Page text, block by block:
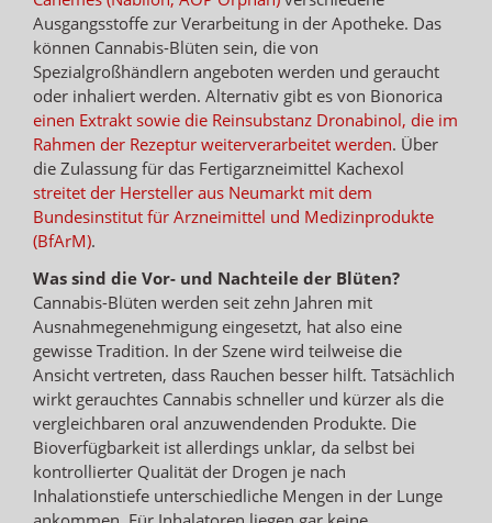
Ausgangsstoffe zur Verarbeitung in der Apotheke. Das
können Cannabis-Blüten sein, die von
Spezialgroßhändlern angeboten werden und geraucht
oder inhaliert werden. Alternativ gibt es von Bionorica
einen Extrakt sowie die Reinsubstanz Dronabinol, die im
Rahmen der Rezeptur weiterverarbeitet werden. Über
die Zulassung für das Fertigarzneimittel Kachexol
streitet der Hersteller aus Neumarkt mit dem
Bundesinstitut für Arzneimittel und Medizinprodukte
(BfArM).
Was sind die Vor- und Nachteile der Blüten?
Cannabis-Blüten werden seit zehn Jahren mit
Ausnahmegenehmigung eingesetzt, hat also eine
gewisse Tradition. In der Szene wird teilweise die
Ansicht vertreten, dass Rauchen besser hilft. Tatsächlich
wirkt gerauchtes Cannabis schneller und kürzer als die
vergleichbaren oral anzuwendenden Produkte. Die
Bioverfügbarkeit ist allerdings unklar, da selbst bei
kontrollierter Qualität der Drogen je nach
Inhalationstiefe unterschiedliche Mengen in der Lunge